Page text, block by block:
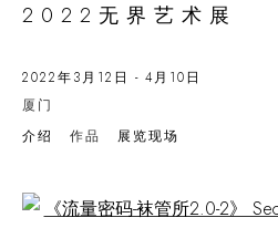
2022无界艺术展
2022年3月12日 - 4月10日
厦门
介绍
作品 展览现场
Open a larger version of the